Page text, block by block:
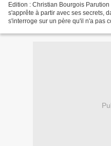
Edition : Christian Bourgois
s'apprête à partir avec ses secrets,
s'interroge sur un père qu'il n'a pas